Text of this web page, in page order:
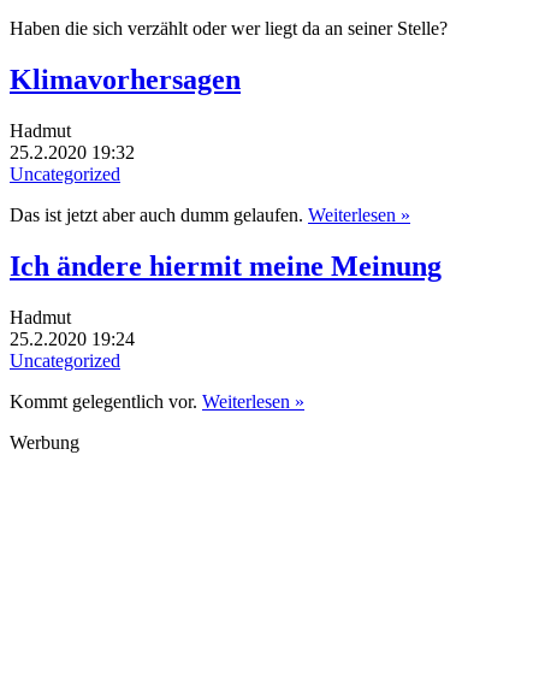
Haben die sich verzählt oder wer liegt da an seiner Stelle?
Klimavorhersagen
Hadmut
25.2.2020 19:32
Uncategorized
Das ist jetzt aber auch dumm gelaufen. Weiterlesen »
Ich ändere hiermit meine Meinung
Hadmut
25.2.2020 19:24
Uncategorized
Kommt gelegentlich vor. Weiterlesen »
Werbung